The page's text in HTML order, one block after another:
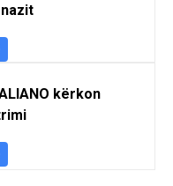
kërkon